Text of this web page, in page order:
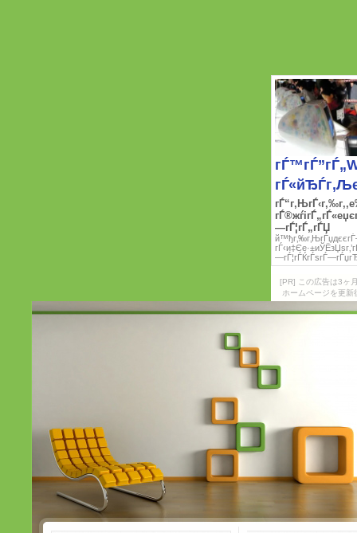
[PR] この広告は3ヶ
ホームページを更